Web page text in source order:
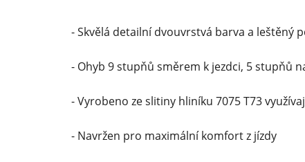
- Skvělá detailní dvouvrstvá barva a leštěný
- Ohyb 9 stupňů směrem k jezdci, 5 stupňů
- Vyrobeno ze slitiny hliníku 7075 T73
- Navržen pro maximální komfort z jízdy